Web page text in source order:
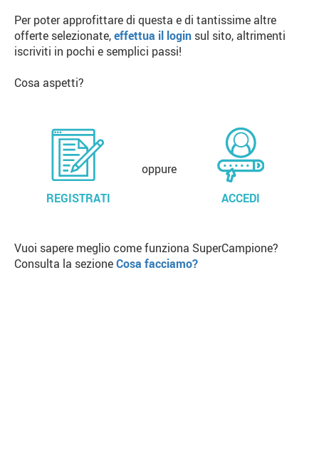
Per poter approfittare di questa e di tantissime altre
offerte selezionate,effettua il login sul sito, altrimenti
iscriviti in pochi e semplici passi!
Cosa aspetti?
REGISTRATI
oppure
ACCEDI
Vuoi sapere meglio come funziona SuperCampione?
Consulta la sezioneCosa facciamo?